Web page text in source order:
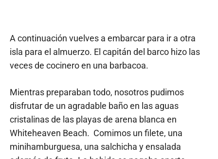
A continuación vuelves a embarcar para ir a otra
isla para el almuerzo. El capitán del barco hizo las
veces de cocinero en una barbacoa.
Mientras preparaban todo, nosotros pudimos
disfrutar de un agradable baño en las aguas
cristalinas de las playas de arena blanca en
Whiteheaven Beach. Comimos un filete, una
minihamburguesa, una salchicha y ensalada